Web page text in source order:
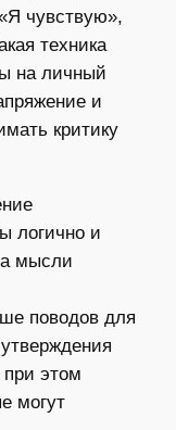
чувствую»,
техника
на личный
и
критику
логично и
мысли
поводов для
этом
могут